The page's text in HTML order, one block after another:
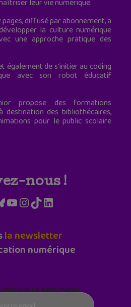
leur vie numérique.
pages, diffusé par abonnement, a
la culture numérique
une approche pratique des
également de s'initier au coding
avec son robot éducatif
propose des formations
destination des bibliothécaires,
pour le public scolaire
nous !
YouTube
Instagram
TikTokLinkedIn
la newsletter
numérique
(le lundi matin)